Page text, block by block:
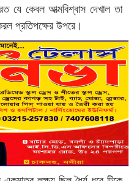
যে কেবল আত্মবিশ্বাস দেখাল তা
প্রতিপক্ষের উপরে।